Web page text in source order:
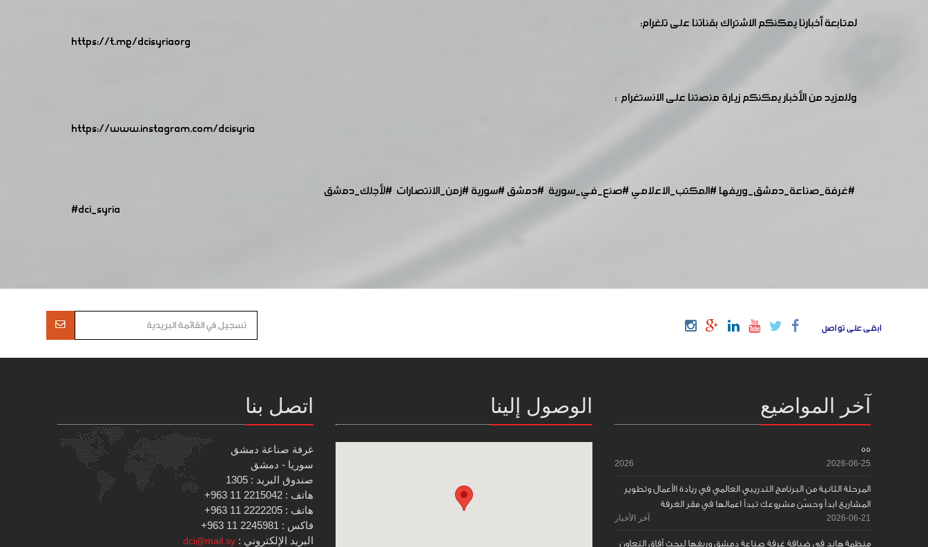
لمتابعة أخبارنا يمكنكم الاشتراك بقناتنا على تلغرام:
https://t.me/dcisyriaorg
وللمزيد من الأخبار يمكنكم زيارة منصتنا على الانستغرام :
https://www.instagram.com/dcisyria​
#غرفة_صناعة_دمشق_وريفها#المكتب_الاعلامي#صنع_في_سورية #دمشق#سورية#زمن_الانتصارات #لأجلك_دمشق
#dci_syria
ابقى على تواصل
آخر المواضيع
55
2026-06-25
2026
المرحلة الثانية من البرنامج التدريبي العالمي في ريادة الأعمال وتطوير
المشاريع ابدأ وحسّن مشروعك تبدأ اعمالها في مقر الغرفة
2026-06-21 آخر الأخبار
منظمة هاند في ضيافة غرفة صناعة دمشق وريفها لبحث آفاق التعاون
الوصول إلينا اتصل بنا
غرفة صناعة دمشق
سوريا - دمشق
صندوق البريد : 1305
هاتف : 2215042 11 963+
هاتف : 2222205 11 963+
فاكس : 2245981 11 963+
البريد الإلكتروني : dci@mail.sy